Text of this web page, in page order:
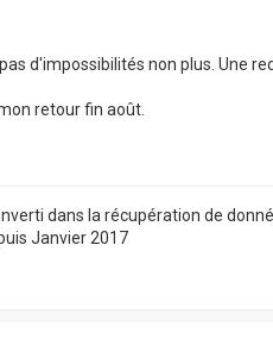
d'impossibilités non plus. Une
retour fin août.
dans la récupération de
Janvier 2017